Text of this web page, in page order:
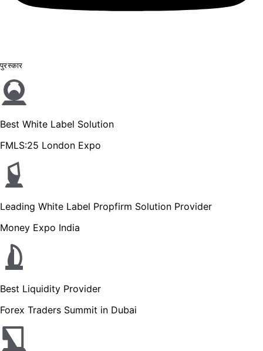
पुरस्कार
Best White Label Solution
FMLS:25 London Expo
Leading White Label Propfirm Solution Provider
Money Expo India
Best Liquidity Provider
Forex Traders Summit in Dubai